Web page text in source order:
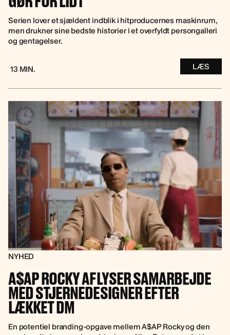
Serien lover et sjældent indblik i hitproducernes maskinrum,
men drukner sine bedste historier i et overfyldt persongalleri
og gentagelser.
13 MIN. LÆS
NYHED
A$AP ROCKY AFLYSER SAMARBEJDE
MED STJERNEDESIGNER EFTER
LÆKKET DM
En potentiel branding-opgave mellem A$AP Rocky og den